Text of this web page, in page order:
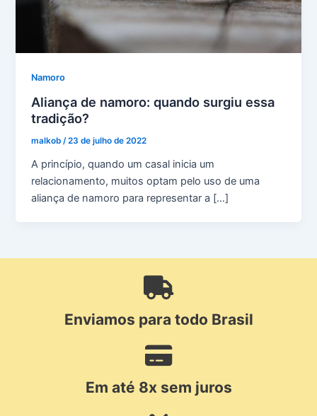
Namoro
Aliança de namoro: quando surgiu essa
tradição?
malkob/23 de julho de 2022
A princípio, quando um casal inicia um
relacionamento, muitos optam pelo uso de uma
aliança de namoro para representar a […]
Enviamos para todo Brasil
Em até 8x sem juros